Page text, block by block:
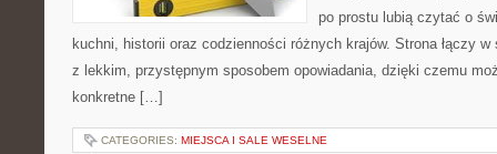
po prostu lubią czytać o
kuchni, historii oraz codzienności różnych krajów. Strona łączy
z lekkim, przystępnym sposobem opowiadania, dzięki czemu
konkretne […]
CATEGORIES: MIEJSCA I SALE WESELNE